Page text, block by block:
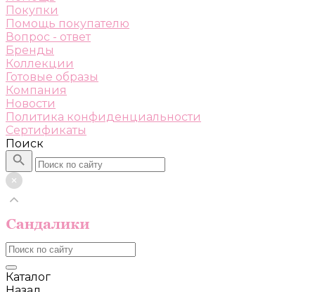
Покупки
Помощь покупателю
Вопрос - ответ
Бренды
Коллекции
Готовые образы
Компания
Новости
Политика конфиденциальности
Сертификаты
Поиск
Каталог